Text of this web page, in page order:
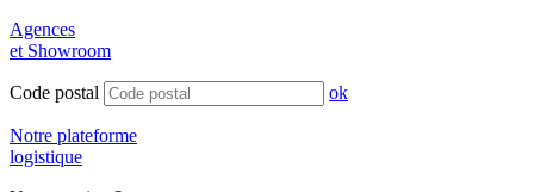
Agences
et Showroom
Code postal ok
Notre plateforme
logistique